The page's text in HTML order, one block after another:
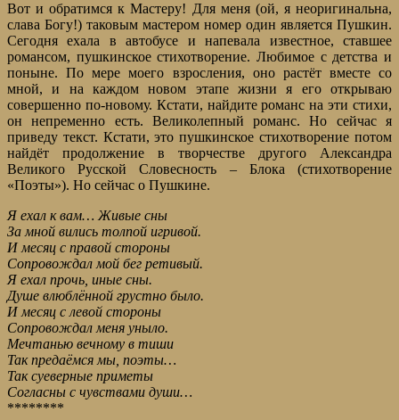
Вот и обратимся к Мастеру! Для меня (ой, я неоригинальна,
слава Богу!) таковым мастером номер один является Пушкин.
Сегодня ехала в автобусе и напевала известное, ставшее
романсом, пушкинское стихотворение. Любимое с детства и
поныне. По мере моего взросления, оно растёт вместе со
мной, и на каждом новом этапе жизни я его открываю
совершенно по-новому. Кстати, найдите романс на эти стихи,
он непременно есть. Великолепный романс. Но сейчас я
приведу текст. Кстати, это пушкинское стихотворение потом
найдёт продолжение в творчестве другого Александра
Великого Русской Словесность – Блока (стихотворение
«Поэты»). Но сейчас о Пушкине.
Я ехал к вам… Живые сны
За мной вились толпой игривой.
И месяц с правой стороны
Сопровождал мой бег ретивый.
Я ехал прочь, иные сны.
Душе влюблённой грустно было.
И месяц с левой стороны
Сопровождал меня уныло.
Мечтанью вечному в тиши
Так предаёмся мы, поэты…
Так суеверные приметы
Согласны с чувствами души…
********